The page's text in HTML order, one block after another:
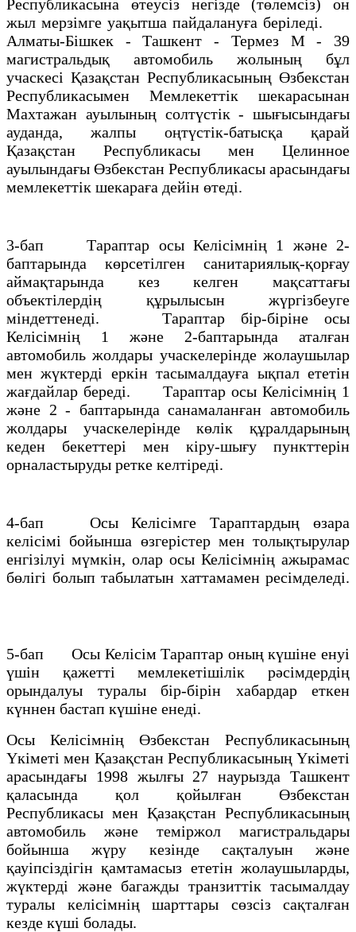
Республикасына өтеусіз негізде (төлемсіз) он
жыл мерзімге уақытша пайдалануға беріледі.
Алматы-Бішкек - Ташкент - Термез М - 39
магистральдық автомобиль жолының бұл
учаскесі Қазақстан Республикасының Өзбекстан
Республикасымен Мемлекеттік шекарасынан
Махтажан ауылының солтүстік - шығысындағы
ауданда, жалпы оңтүстік-батысқа қарай
Қазақстан Республикасы мен Целинное
ауылындағы Өзбекстан Республикасы арасындағы
мемлекеттік шекараға дейін өтеді.
3-бап Тараптар осы Келісімнің 1 және 2-
баптарында көрсетілген санитариялық-қорғау
аймақтарында кез келген мақсаттағы
объектілердің құрылысын жүргізбеуге
міндеттенеді. Тараптар бір-біріне осы
Келісімнің 1 және 2-баптарында аталған
автомобиль жолдары учаскелерінде жолаушылар
мен жүктерді еркін тасымалдауға ықпал ететін
жағдайлар береді. Тараптар осы Келісімнің 1
және 2 - баптарында санамаланған автомобиль
жолдары учаскелерінде көлік құралдарының
кеден бекеттері мен кіру-шығу пункттерін
орналастыруды ретке келтіреді.
4-бап Осы Келісімге Тараптардың өзара
келісімі бойынша өзгерістер мен толықтырулар
енгізілуі мүмкін, олар осы Келісімнің ажырамас
бөлігі болып табылатын хаттамамен ресімделеді.
5-бап Осы Келісім Тараптар оның күшіне енуі
үшін қажетті мемлекетішілік рәсімдердің
орындалуы туралы бір-бірін хабардар еткен
күннен бастап күшіне енеді.
Осы Келісімнің Өзбекстан Республикасының
Үкіметі мен Қазақстан Республикасының Үкіметі
арасындағы 1998 жылғы 27 наурызда Ташкент
қаласында қол қойылған Өзбекстан
Республикасы мен Қазақстан Республикасының
автомобиль және теміржол магистральдары
бойынша жүру кезінде сақталуын және
қауіпсіздігін қамтамасыз ететін жолаушыларды,
жүктерді және багажды транзиттік тасымалдау
туралы келісімнің шарттары сөзсіз сақталған
кезде күші болады.